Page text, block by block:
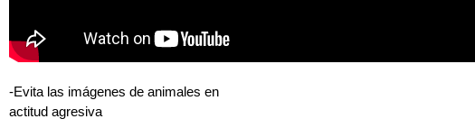
-Evita las imágenes de animales en
actitud agresiva